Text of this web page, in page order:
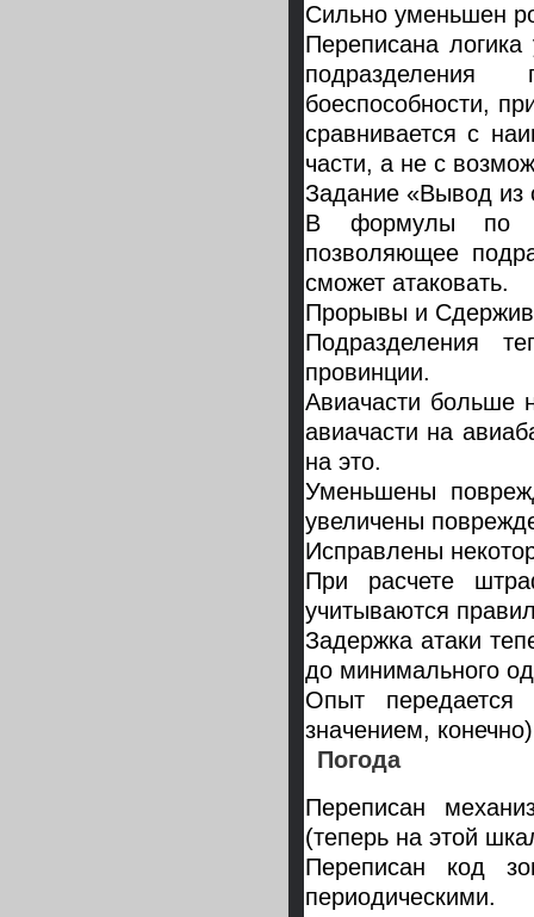
Сильно уменьшен
Переписана
боеспособности,
сравнивается с
части, а не с
Задание «Вывод из
В формулы по
позволяющее
сможет атаковать.
Прорывы и
Подразделения
провинции.
Авиачасти больше
авиачасти на
на это.
Уменьшены
увеличены
Исправлены
При расчете
учитываются
Задержка атаки
до минимального
Опыт
значением,
Погода
Переписан
(теперь на этой
Переписан код
периодическими.